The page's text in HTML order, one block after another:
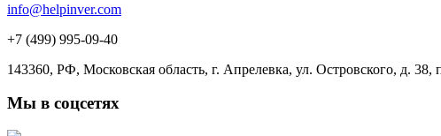
info@helpinver.com
+7 (499) 995-09-40
143360, РФ, Московская область, г. Апрелевка, ул. Островского, д. 38,
Мы в соцсетях